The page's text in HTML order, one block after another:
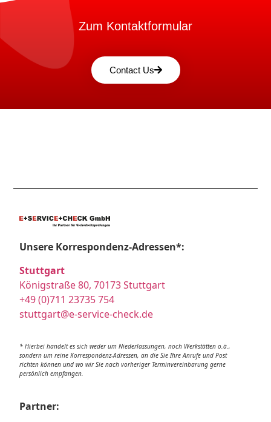
Zum Kontaktformular
Contact Us
Unsere Korrespondenz-Adressen*:
Stuttgart
Königstraße 80, 70173 Stuttgart
+49 (0)711 23735 754
stuttgart@e-service-check.de
* Hierbei handelt es sich weder um Niederlassungen, noch Werkstätten o.ä.,
sondern um reine Korrespondenz-Adressen, an die Sie Ihre Anrufe und Post
richten können und wo wir Sie nach vorheriger Terminvereinbarung gerne
persönlich empfangen.
Partner: